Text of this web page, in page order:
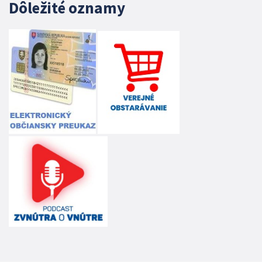
Dôležité oznamy